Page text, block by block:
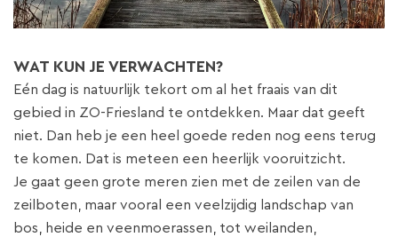
WAT KUN JE VERWACHTEN?
Eén dag is natuurlijk tekort om al het fraais van dit
gebied in ZO-Friesland te ontdekken. Maar dat geeft
niet. Dan heb je een heel goede reden nog eens terug
te komen. Dat is meteen een heerlijk vooruitzicht.
Je gaat geen grote meren zien met de zeilen van de
zeilboten, maar vooral een veelzijdig landschap van
bos, heide en veenmoerassen, tot weilanden,